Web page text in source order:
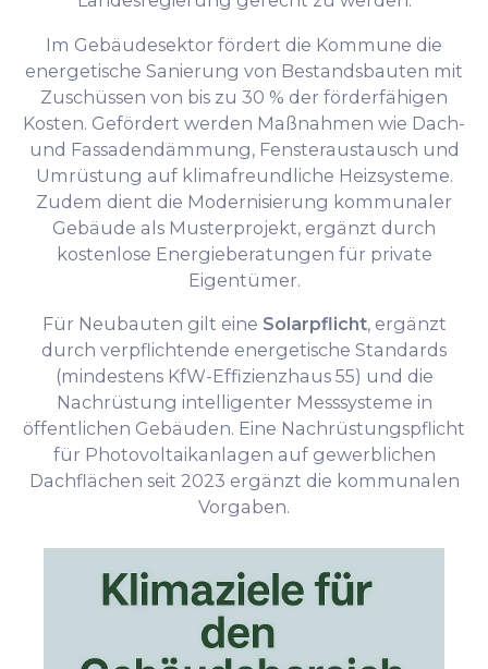
Im Gebäudesektor fördert die Kommune die
energetische Sanierung von Bestandsbauten mit
Zuschüssen von bis zu 30 % der förderfähigen
Kosten. Gefördert werden Maßnahmen wie Dach-
und Fassadendämmung, Fensteraustausch und
Umrüstung auf klimafreundliche Heizsysteme.
Zudem dient die Modernisierung kommunaler
Gebäude als Musterprojekt, ergänzt durch
kostenlose Energieberatungen für private
Eigentümer.
Für Neubauten gilt eine Solarpflicht, ergänzt
durch verpflichtende energetische Standards
(mindestens KfW-Effizienzhaus 55) und die
Nachrüstung intelligenter Messsysteme in
öffentlichen Gebäuden. Eine Nachrüstungspflicht
für Photovoltaikanlagen auf gewerblichen
Dachflächen seit 2023 ergänzt die kommunalen
Vorgaben.